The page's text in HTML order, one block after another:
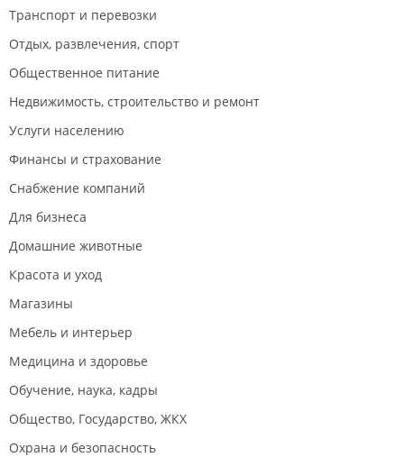
Транспорт и перевозки
Отдых, развлечения, спорт
Общественное питание
Недвижимость, строительство и ремонт
Услуги населению
Финансы и страхование
Снабжение компаний
Для бизнеса
Домашние животные
Красота и уход
Магазины
Мебель и интерьер
Медицина и здоровье
Обучение, наука, кадры
Общество, Государство, ЖКХ
Охрана и безопасность